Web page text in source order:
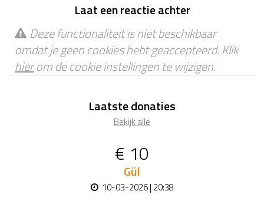
Laat een reactie achter
Deze functionaliteit is niet beschikbaar
omdat je geen cookies hebt geaccepteerd. Klik
hierom de cookie instellingen te wijzigen.
Laatste donaties
Bekijk alle
€ 10
Gül
10-03-2026 | 20:38